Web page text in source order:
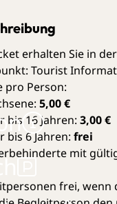
erhalten Sie in
Tourist
pro Person:
5,00 €
bis 16 Jahren: 3,00 €
bis 6 Jahren: frei
mit
frei, wenn